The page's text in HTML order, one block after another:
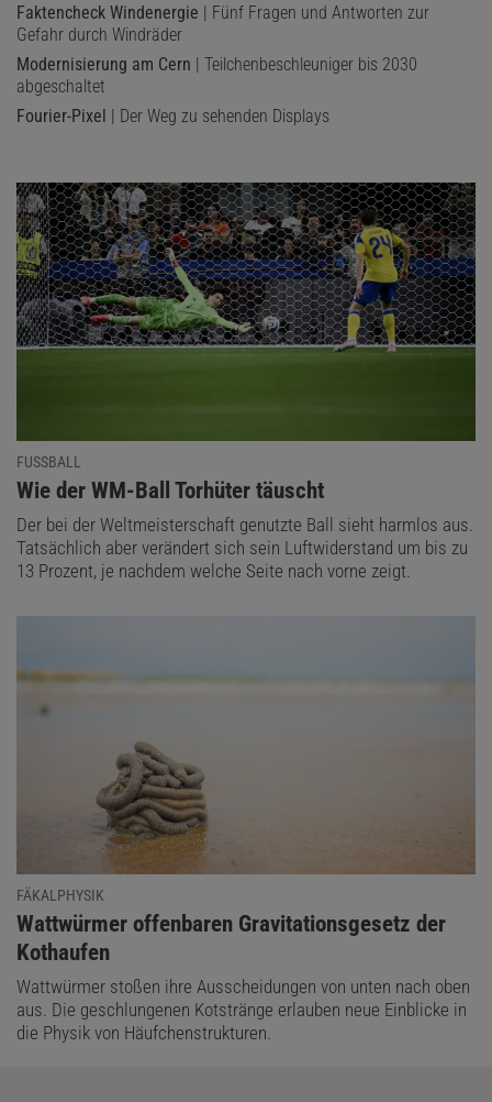
Faktencheck Windenergie | Fünf Fragen und Antworten zur
Gefahr durch Windräder
Modernisierung am Cern | Teilchenbeschleuniger bis 2030
abgeschaltet
Fourier-Pixel | Der Weg zu sehenden Displays
FUSSBALL
:
Wie der WM-Ball Torhüter täuscht
Der bei der Weltmeisterschaft genutzte Ball sieht harmlos aus.
Tatsächlich aber verändert sich sein Luftwiderstand um bis zu
13 Prozent, je nachdem welche Seite nach vorne zeigt.
FÄKALPHYSIK
:
Wattwürmer offenbaren Gravitationsgesetz der
Kothaufen
Wattwürmer stoßen ihre Ausscheidungen von unten nach oben
aus. Die geschlungenen Kotstränge erlauben neue Einblicke in
die Physik von Häufchenstrukturen.